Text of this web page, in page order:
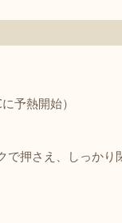
予熱開始）
で押さえ、しっかり